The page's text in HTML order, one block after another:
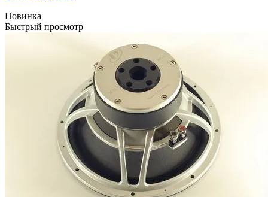
Новинка
Быстрый просмотр